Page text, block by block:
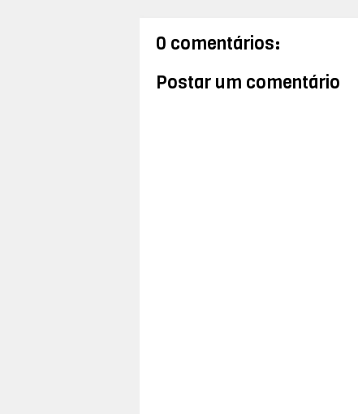
0 comentários:
Postar um comentário